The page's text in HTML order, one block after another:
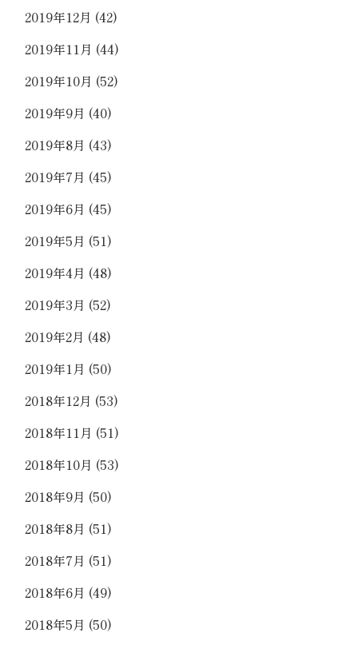
2019年12月 (42)
2019年11月 (44)
2019年10月 (52)
2019年9月 (40)
2019年8月 (43)
2019年7月 (45)
2019年6月 (45)
2019年5月 (51)
2019年4月 (48)
2019年3月 (52)
2019年2月 (48)
2019年1月 (50)
2018年12月 (53)
2018年11月 (51)
2018年10月 (53)
2018年9月 (50)
2018年8月 (51)
2018年7月 (51)
2018年6月 (49)
2018年5月 (50)